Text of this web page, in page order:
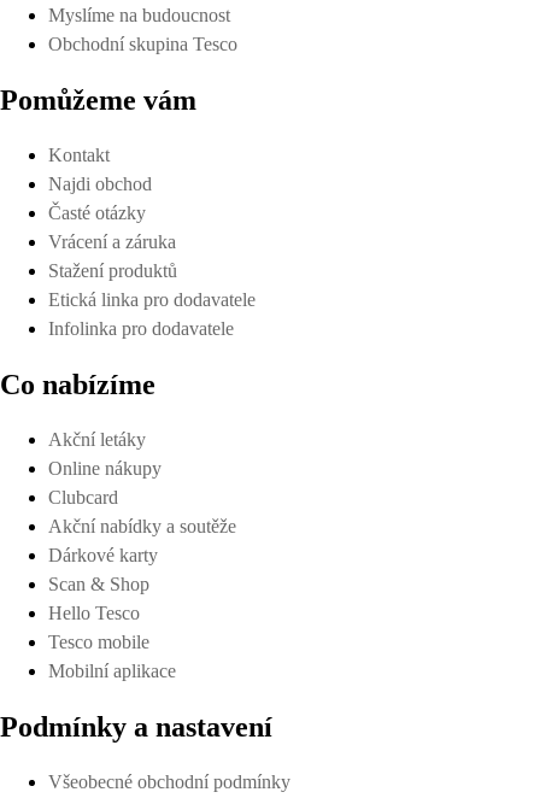
Myslíme na budoucnost
Obchodní skupina Tesco
Pomůžeme vám
Kontakt
Najdi obchod
Časté otázky
Vrácení a záruka
Stažení produktů
Etická linka pro dodavatele
Infolinka pro dodavatele
Co nabízíme
Akční letáky
Online nákupy
Clubcard
Akční nabídky a soutěže
Dárkové karty
Scan & Shop
Hello Tesco
Tesco mobile
Mobilní aplikace
Podmínky a nastavení
Všeobecné obchodní podmínky